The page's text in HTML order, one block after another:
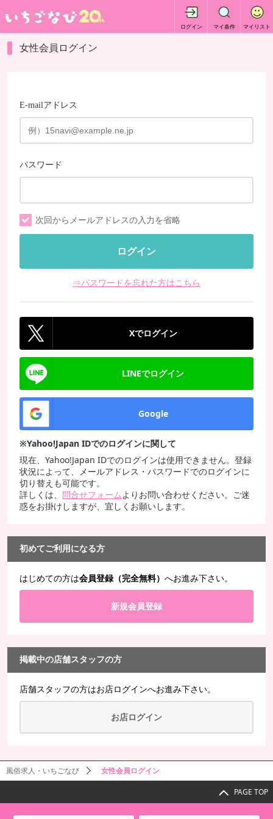
ログイン マイ条件 マイリスト
女性会員ログイン
E-mailアドレス
パスワード
次回からメールアドレスの入力を省略
⇒パスワードを忘れた方はこちら
Xでログイン
LINEでログイン
Google
※Yahoo!Japan IDでのログインに関して
現在、Yahoo!Japan IDでのログインは使用できません。登録
状況によって、メールアドレス・パスワードでのログインに
切り替えも可能です。
詳しくは、 問合せフォームよりお問い合わせください。ご迷
惑をお掛けしますが、宜しくお願いします。
初めてご利用になる方
はじめての方は会員登録（完全無料） へお進み下さい。
新規会員登録
掲載中の店舗スタッフの方
店舗スタッフの方はお店ログインへお進み下さい。
お店ログイン
風俗求人・いちごなび 女性会員ログイン
PAGE TOP